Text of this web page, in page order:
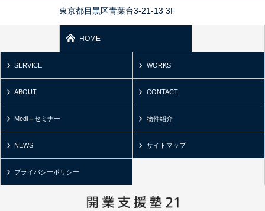
東京都目黒区青葉台3-21-13 3F
HOME
SERVICE WORKS
ABOUT CONTACT
Medi＋セミナー 物件紹介
NEWS サイトマップ
プライバシーポリシー